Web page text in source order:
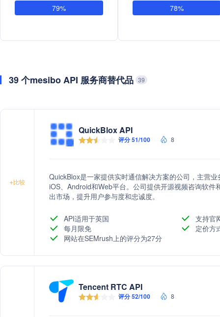
79% 78%
39 个mesibo API 服务商替代品 39
+比较
QuickBlox API
评分 51/100 8
QuickBlox是一家提供实时通信解决方案的公司，主营
iOS、Android和Web平台。公司提供开源视频咨询软
出市场，提升用户参与度和忠诚度。
API适用于英国
支持官
每月限免
定价方
网站在SEMrush上的评分为27分
Tencent RTC API
评分 52/100 8